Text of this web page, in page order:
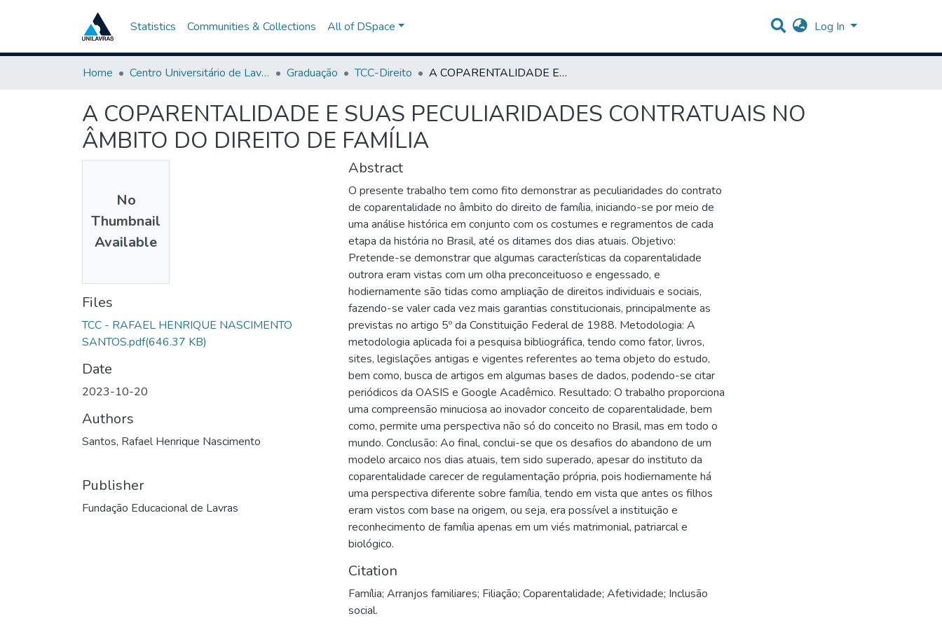
Statistics Communities & Collections All of DSpace Log In
Home Centro Universitário de Lavras-UNILAVRAS Graduação TCC-Direito A COPARENTALIDADE E SUAS PECULIARIDADES CONTRATUAIS NO ÂMBITO DO DIREITO DE FAMÍLIA
A COPARENTALIDADE E SUAS PECULIARIDADES CONTRATUAIS NO
ÂMBITO DO DIREITO DE FAMÍLIA
No
Thumbnail
Available
Files
TCC - RAFAEL HENRIQUE NASCIMENTO
SANTOS.pdf(646.37 KB)
Date
2023-10-20
Authors
Santos, Rafael Henrique Nascimento
Publisher
Fundação Educacional de Lavras
Abstract
O presente trabalho tem como fito demonstrar as peculiaridades do contrato
de coparentalidade no âmbito do direito de família, iniciando-se por meio de
uma análise histórica em conjunto com os costumes e regramentos de cada
etapa da história no Brasil, até os ditames dos dias atuais. Objetivo:
Pretende-se demonstrar que algumas características da coparentalidade
outrora eram vistas com um olha preconceituoso e engessado, e
hodiernamente são tidas como ampliação de direitos individuais e sociais,
fazendo-se valer cada vez mais garantias constitucionais, principalmente as
previstas no artigo 5º da Constituição Federal de 1988. Metodologia: A
metodologia aplicada foi a pesquisa bibliográfica, tendo como fator, livros,
sites, legislações antigas e vigentes referentes ao tema objeto do estudo,
bem como, busca de artigos em algumas bases de dados, podendo-se citar
periódicos da OASIS e Google Acadêmico. Resultado: O trabalho proporciona
uma compreensão minuciosa ao inovador conceito de coparentalidade, bem
como, permite uma perspectiva não só do conceito no Brasil, mas em todo o
mundo. Conclusão: Ao final, conclui-se que os desafios do abandono de um
modelo arcaico nos dias atuais, tem sido superado, apesar do instituto da
coparentalidade carecer de regulamentação própria, pois hodiernamente há
uma perspectiva diferente sobre família, tendo em vista que antes os filhos
eram vistos com base na origem, ou seja, era possível a instituição e
reconhecimento de família apenas em um viés matrimonial, patriarcal e
biológico.
Citation
Família; Arranjos familiares; Filiação; Coparentalidade; Afetividade; Inclusão
social.